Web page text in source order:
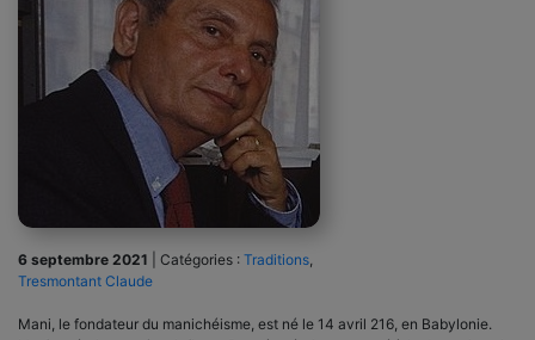
6 septembre 2021 Catégories : Traditions,
Tresmontant Claude
Mani, le fondateur du manichéisme, est né le 14 avril 216, en Babylonie.